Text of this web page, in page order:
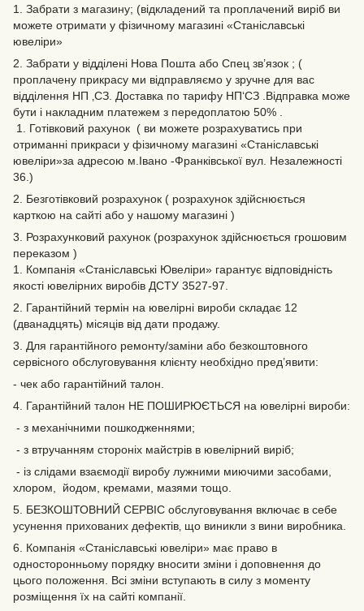
1. Забрати з магазину; (відкладений та проплачений виріб ви
можете отримати у фізичному магазині «Станіславські
ювеліри»
2. Забрати у відділені Нова Пошта або Спец зв’язок ; (
проплачену прикрасу ми відправляємо у зручне для вас
відділення НП ‚СЗ. Доставка по тарифу НП‘СЗ .Відправка може
бути і накладним платежем з передоплатою 50% .
1. Готівковий рахунок ( ви можете розрахуватись при
отриманні прикраси у фізичному магазині «Станіславські
ювеліри»за адресою м.Івано -Франківської вул. Незалежності
36.)
2. Безготівковий розрахунок ( розрахунок здійснюється
карткою на сайті або у нашому магазині )
3. Розрахунковий рахунок (розрахунок здійснюється грошовим
переказом )
1. Компанія «Станіславські Ювеліри» гарантує відповідність
якості ювелірних виробів ДСТУ 3527-97.
2. Гарантійний термін на ювелірні вироби складає 12
(дванадцять) місяців від дати продажу.
3. Для гарантійного ремонту/заміни або безкоштовного
сервісного обслуговування клієнту необхідно пред’явити:
- чек або гарантійний талон.
4. Гарантійний талон НЕ ПОШИРЮЄТЬСЯ на ювелірні вироби:
- з механічними пошкодженнями;
- з втручанням стороніх майстрів в ювелірний виріб;
- із слідами взаємодії виробу лужними миючими засобами,
хлором, йодом, кремами, мазями тощо.
5. БЕЗКОШТОВНИЙ СЕРВІС обслуговування включає в себе
усунення прихованих дефектів‚ що виникли з вини виробника.
6. Компанія «Станіславські ювеліри» має право в
односторонньому порядку вносити зміни і доповнення до
цього положення. Всі зміни вступають в силу з моменту
розміщення їх на сайті компанії.